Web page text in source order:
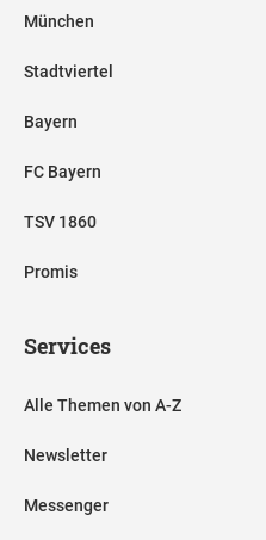
München
Stadtviertel
Bayern
FC Bayern
TSV 1860
Promis
Services
Alle Themen von A-Z
Newsletter
Messenger